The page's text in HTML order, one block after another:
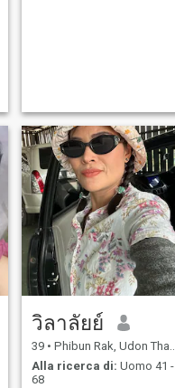
วิลาลัยย์
39 • Phibun Rak, Udon Thani, Thailandia
Alla ricerca di: Uomo 41 -
68